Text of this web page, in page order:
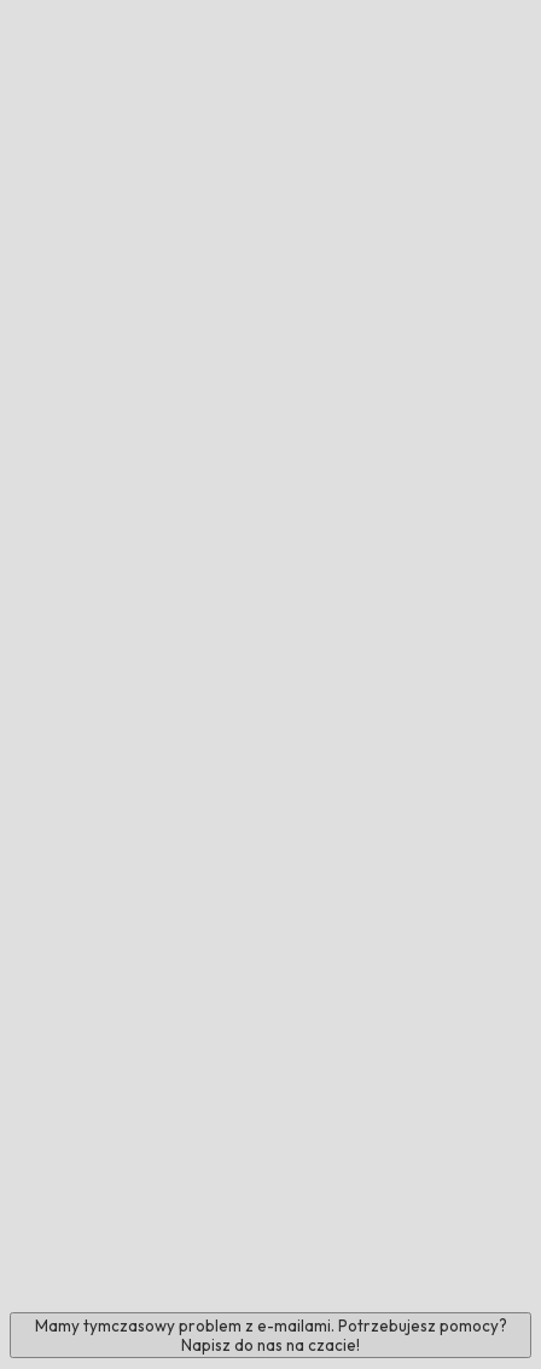
Mamy tymczasowy problem z e-mailami. Potrzebujesz pomocy?
Napisz do nas na czacie!